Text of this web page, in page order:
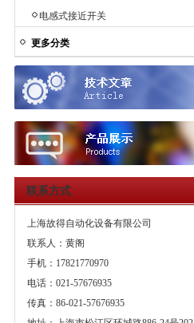
电感式接近开关
更多分类
联系方式
上海故得自动化设备有限公司
联系人：黄阁
手机：17821770970
电话：021-57676935
传真：86-021-57676935